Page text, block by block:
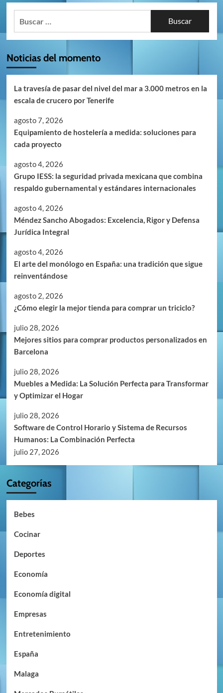
Noticias del momento
La travesía de pasar del nivel del mar a 3.000 metros en la
escala de crucero por Tenerife
agosto 7, 2026
Equipamiento de hostelería a medida: soluciones para
cada proyecto
agosto 4, 2026
Grupo IESS: la seguridad privada mexicana que combina
respaldo gubernamental y estándares internacionales
agosto 4, 2026
Méndez Sancho Abogados: Excelencia, Rigor y Defensa
Jurídica Integral
agosto 4, 2026
El arte del monólogo en España: una tradición que sigue
reinventándose
agosto 2, 2026
¿Cómo elegir la mejor tienda para comprar un triciclo?
julio 28, 2026
Mejores sitios para comprar productos personalizados en
Barcelona
julio 28, 2026
Muebles a Medida: La Solución Perfecta para Transformar
y Optimizar el Hogar
julio 28, 2026
Software de Control Horario y Sistema de Recursos
Humanos: La Combinación Perfecta
julio 27, 2026
Categorías
Bebes
Cocinar
Deportes
Economía
Economía digital
Empresas
Entretenimiento
España
Malaga